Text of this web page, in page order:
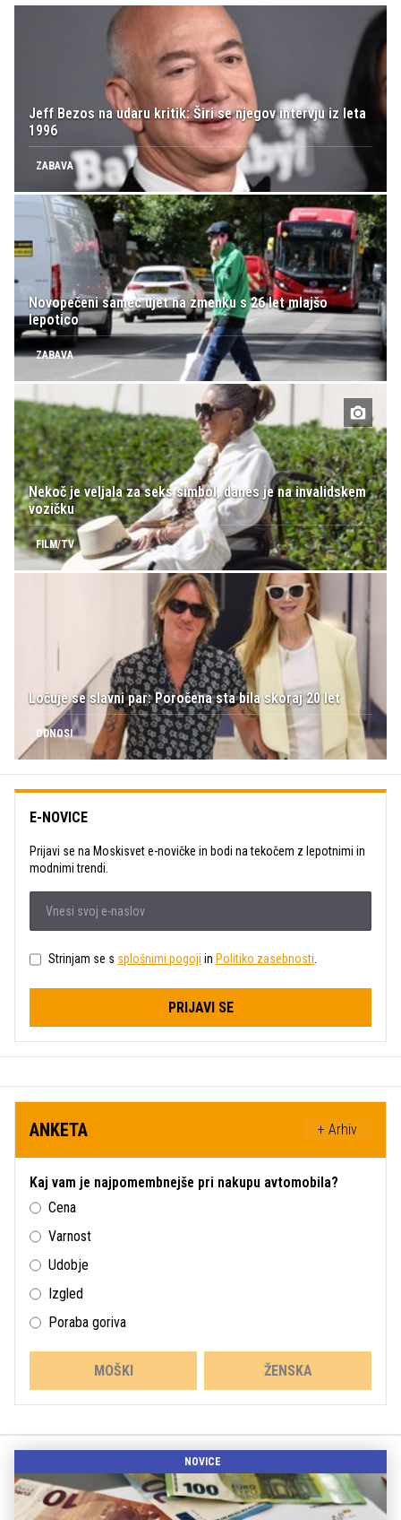
Jeff Bezos na udaru kritik: Širi se njegov intervju iz leta
1996
ZABAVA
Novopečeni samec ujet na zmenku s 26 let mlajšo
lepotico
ZABAVA
Nekoč je veljala za seks simbol, danes je na invalidskem
vozičku
FILM/TV
Ločuje se slavni par: Poročena sta bila skoraj 20 let
ODNOSI
E-NOVICE
Prijavi se na Moskisvet e-novičke in bodi na tekočem z lepotnimi in
modnimi trendi.
Strinjam se s splošnimi pogoji in Politiko zasebnosti.
PRIJAVI SE
ANKETA + Arhiv
Kaj vam je najpomembnejše pri nakupu avtomobila?
Cena
Varnost
Udobje
Izgled
Poraba goriva
MOŠKI ŽENSKA
NOVICE